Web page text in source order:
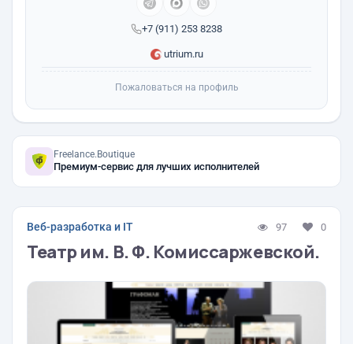
+7 (911) 253 8238
utrium.ru
Пожаловаться на профиль
Freelance.Boutique
Премиум-сервис для лучших исполнителей
Веб-разработка и IT 97 0
Театр им. В. Ф. Комиссаржевской.